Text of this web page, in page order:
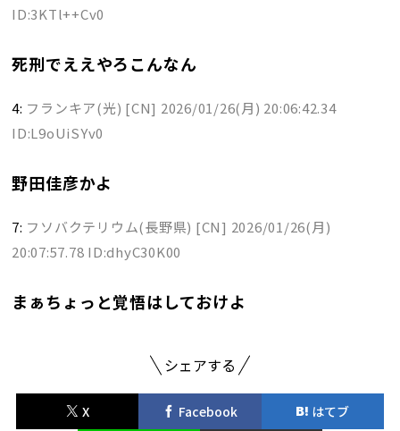
ID:3KTl++Cv0
死刑でええやろこんなん
4: フランキア(光) [CN] 2026/01/26(月) 20:06:42.34
ID:L9oUiSYv0
野田佳彦かよ
7: フソバクテリウム(長野県) [CN] 2026/01/26(月)
20:07:57.78 ID:dhyC30K00
まぁちょっと覚悟はしておけよ
シェアする
X Facebook
はてブ